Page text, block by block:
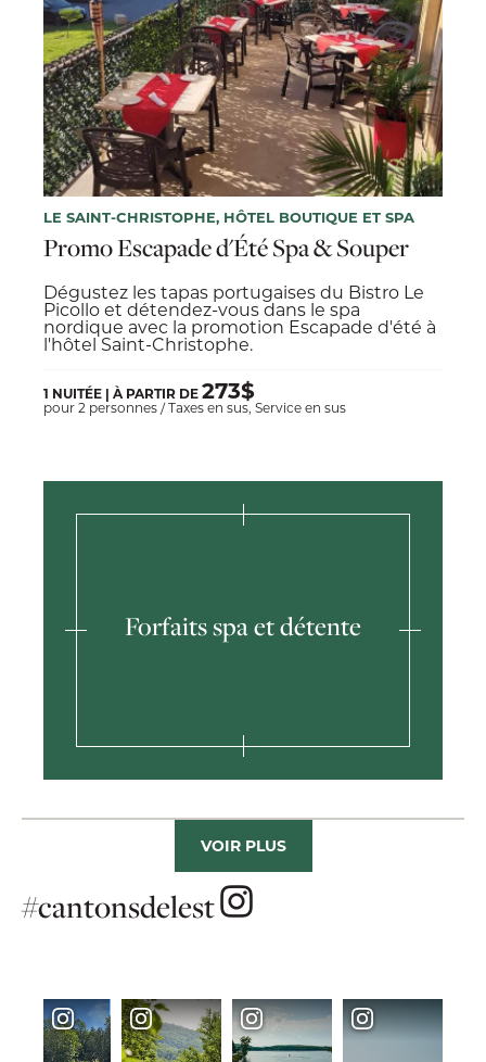
LE SAINT-CHRISTOPHE, HÔTEL BOUTIQUE ET SPA
Promo Escapade d'Été Spa & Souper
Dégustez les tapas portugaises du Bistro Le
Picollo et détendez-vous dans le spa
nordique avec la promotion Escapade d'été à
l'hôtel Saint-Christophe.
1 NUITÉE | À PARTIR DE273$
pour 2 personnes / Taxes en sus, Service en sus
Forfaits spa et détente
VOIR PLUS
#cantonsdelest